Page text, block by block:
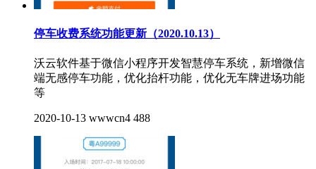
停车收费系统功能更新（2020.10.13）
沃云软件基于微信小程序开发智慧停车系统，新增微信
端无感停车功能，优化抬杆功能，优化无车牌进场功能
等
2020-10-13 wwwcn4 488